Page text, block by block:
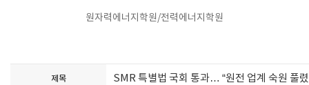
원자력에너지학원/전력에너지학원
제목 SMR 특별법 국회 통과… “원전 업계 숙원 풀